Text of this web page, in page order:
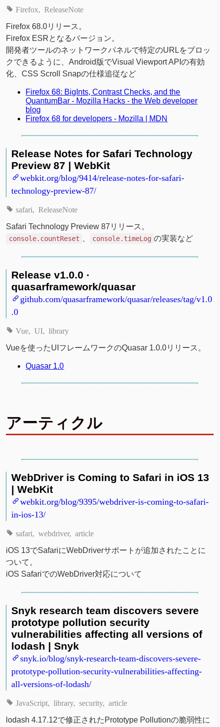
Firefox ReleaseNote
Firefox 68.0リリース。
Firefox ESRとなるバージョン。
開発者ツールのネットワークパネルで特定のURLをブロッ
クできるように、Android版でVisual Viewport APIの有効
化、CSS Scroll Snapの仕様追従など
Firefox 68: BigInts, Contrast Checks, and the
QuantumBar - Mozilla Hacks - the Web developer
blog
Firefox 68 for developers - Mozilla | MDN
Release Notes for Safari Technology
Preview 87 | WebKit
webkit.org/blog/9414/release-notes-for-safari-
technology-preview-87/
safari ReleaseNote
Safari Technology Preview 87リリース。
console.countReset console.timeLog の実装など
Release v1.0.0 ·
quasarframework/quasar
github.com/quasarframework/quasar/releases/tag/v1.0
.0
Vue UI library
Vueを使ったUIフレームワークのQuasar 1.0.0リリース。
Quasar 1.0
アーティクル
WebDriver is Coming to Safari in iOS 13
| WebKit
webkit.org/blog/9395/webdriver-is-coming-to-safari-
in-ios-13/
safari webdriver article
iOS 13でSafariにWebDriverサポートが追加されたことに
ついて。
iOS SafariでのWebDriver対応について
Snyk research team discovers severe
prototype pollution security
vulnerabilities affecting all versions of
lodash | Snyk
snyk.io/blog/snyk-research-team-discovers-severe-
prototype-pollution-security-vulnerabilities-affecting-
all-versions-of-lodash/
JavaScript library security article
lodash 4.17.12で修正されたPrototype Pollutionの脆弱性に